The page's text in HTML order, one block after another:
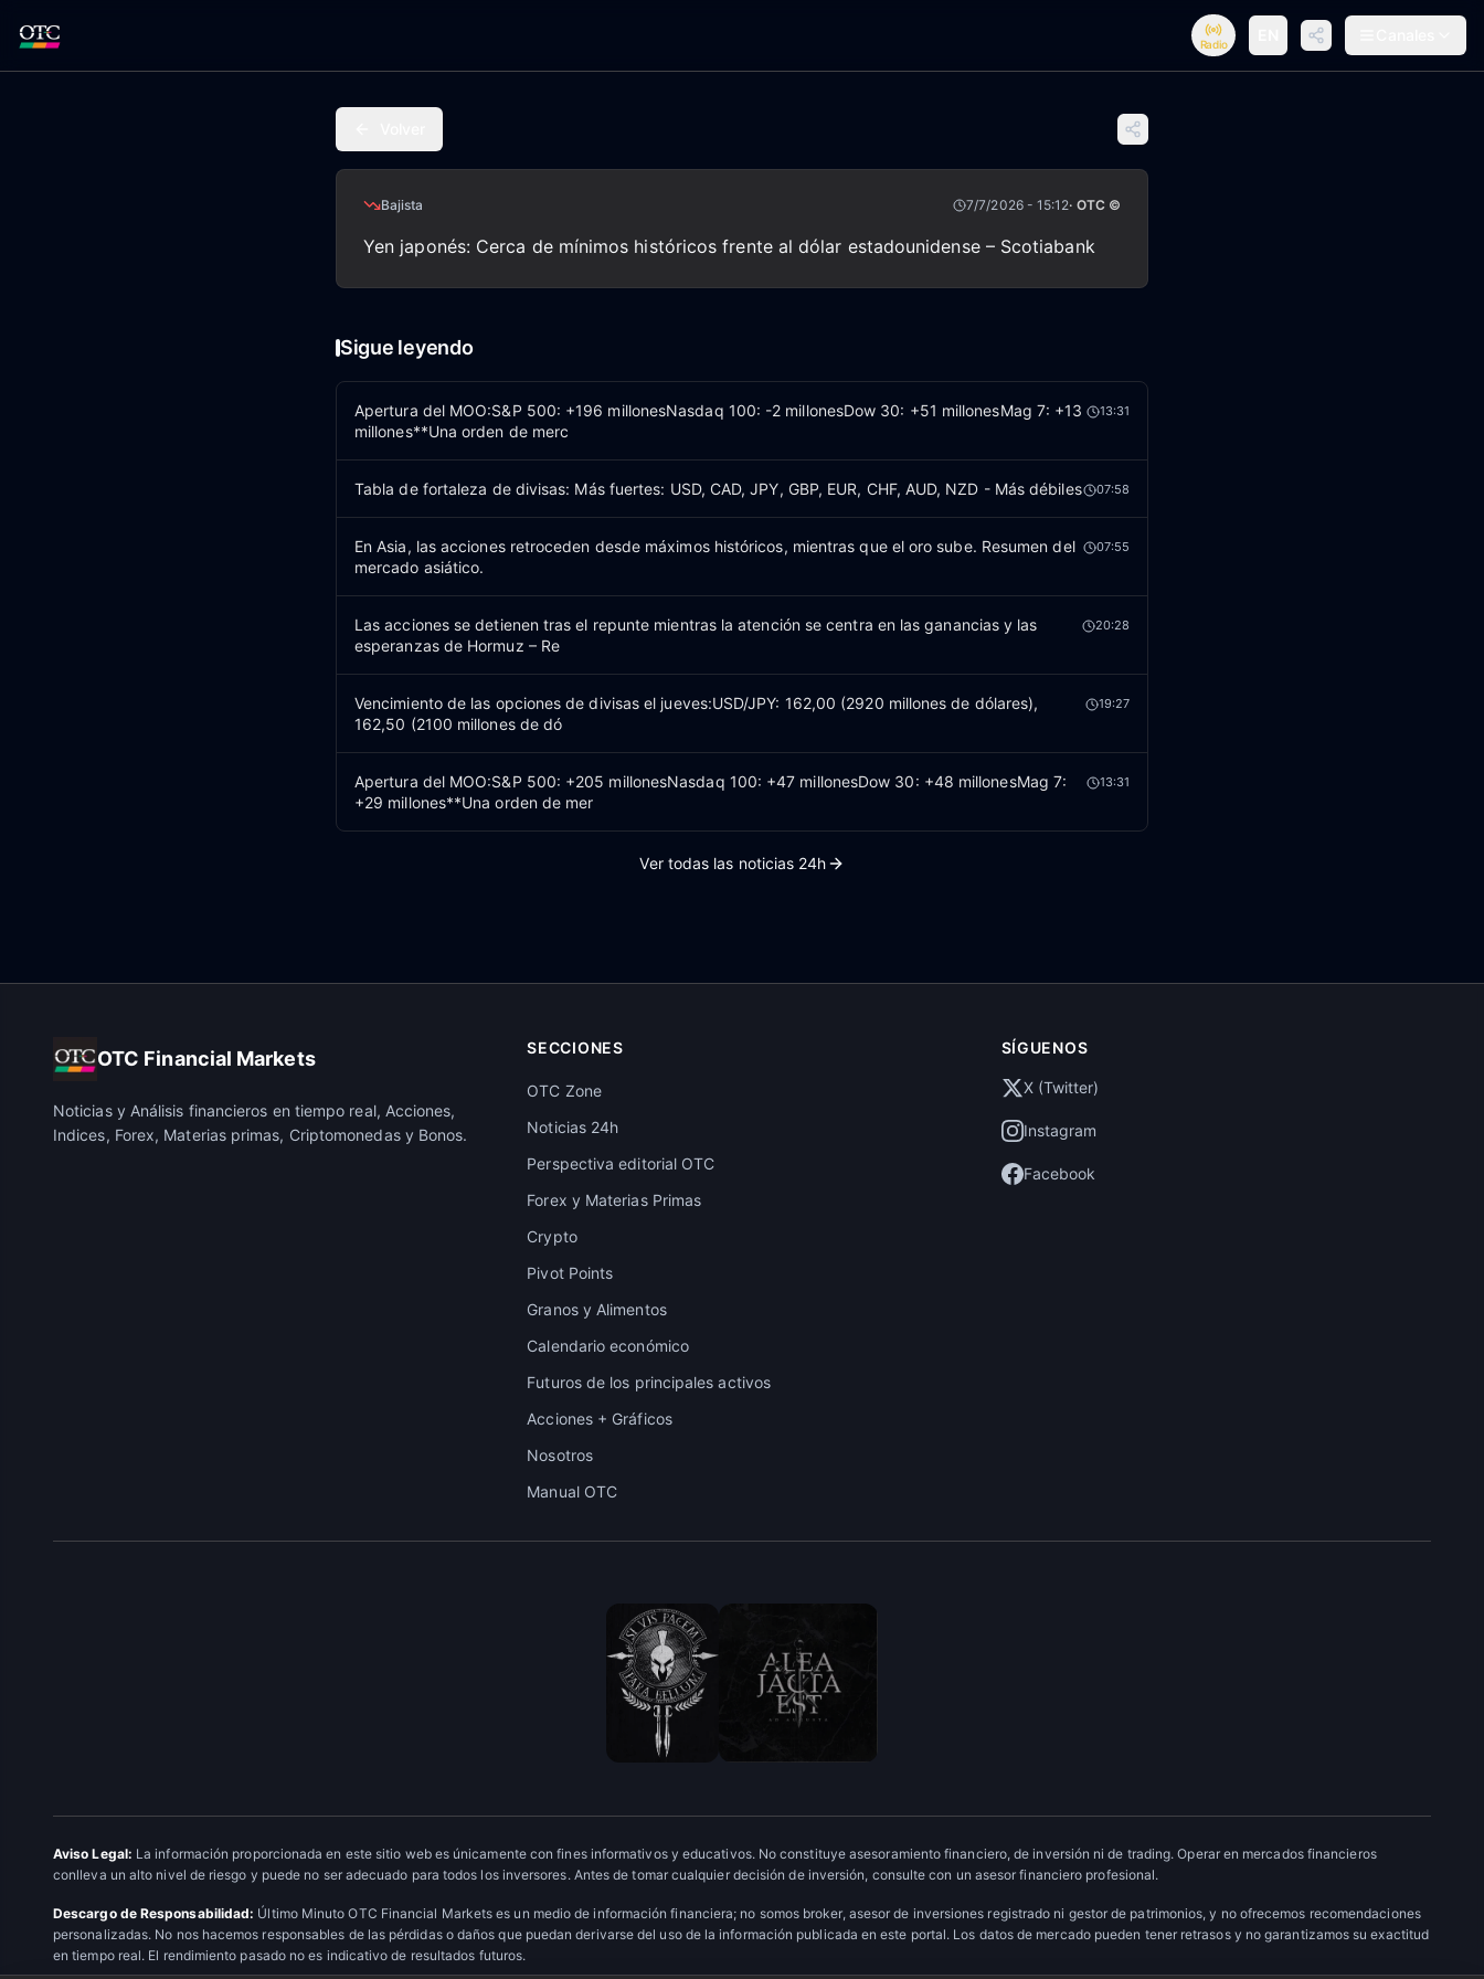
Radio
Bajista 7/7/2026 - 15:12· OTC ©
Yen japonés: Cerca de mínimos históricos frente al dólar estadounidense – Scotiabank
Sigue leyendo
Apertura del MOO:S&P 500: +196 millonesNasdaq 100: -2 millonesDow 30: +51 millonesMag 7: +13
millones**Una orden de merc
13:31
Tabla de fortaleza de divisas: Más fuertes: USD, CAD, JPY, GBP, EUR, CHF, AUD, NZD - Más débiles 07:58
En Asia, las acciones retroceden desde máximos históricos, mientras que el oro sube. Resumen del
mercado asiático.
07:55
Las acciones se detienen tras el repunte mientras la atención se centra en las ganancias y las
esperanzas de Hormuz – Re
20:28
Vencimiento de las opciones de divisas el jueves:USD/JPY: 162,00 (2920 millones de dólares),
162,50 (2100 millones de dó
19:27
Apertura del MOO:S&P 500: +205 millonesNasdaq 100: +47 millonesDow 30: +48 millonesMag 7:
+29 millones**Una orden de mer
13:31
Ver todas las noticias 24h
OTC Financial Markets
Noticias y Análisis financieros en tiempo real, Acciones,
Indices, Forex, Materias primas, Criptomonedas y Bonos.
SECCIONES
OTC Zone
Noticias 24h
Perspectiva editorial OTC
Forex y Materias Primas
Crypto
Pivot Points
Granos y Alimentos
Calendario económico
Futuros de los principales activos
Acciones + Gráficos
Nosotros
Manual OTC
SÍGUENOS
X (Twitter)
Instagram
Facebook
Aviso Legal: La información proporcionada en este sitio web es únicamente con fines informativos y educativos. No constituye asesoramiento financiero, de inversión ni de trading. Operar en mercados financieros
conlleva un alto nivel de riesgo y puede no ser adecuado para todos los inversores. Antes de tomar cualquier decisión de inversión, consulte con un asesor financiero profesional.
Descargo de Responsabilidad: Último Minuto OTC Financial Markets es un medio de información financiera; no somos broker, asesor de inversiones registrado ni gestor de patrimonios, y no ofrecemos recomendaciones
personalizadas. No nos hacemos responsables de las pérdidas o daños que puedan derivarse del uso de la información publicada en este portal. Los datos de mercado pueden tener retrasos y no garantizamos su exactitud
en tiempo real. El rendimiento pasado no es indicativo de resultados futuros.